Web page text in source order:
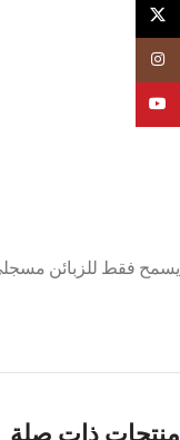
يسمح فقط للزبائن
منتجات ذات صلة